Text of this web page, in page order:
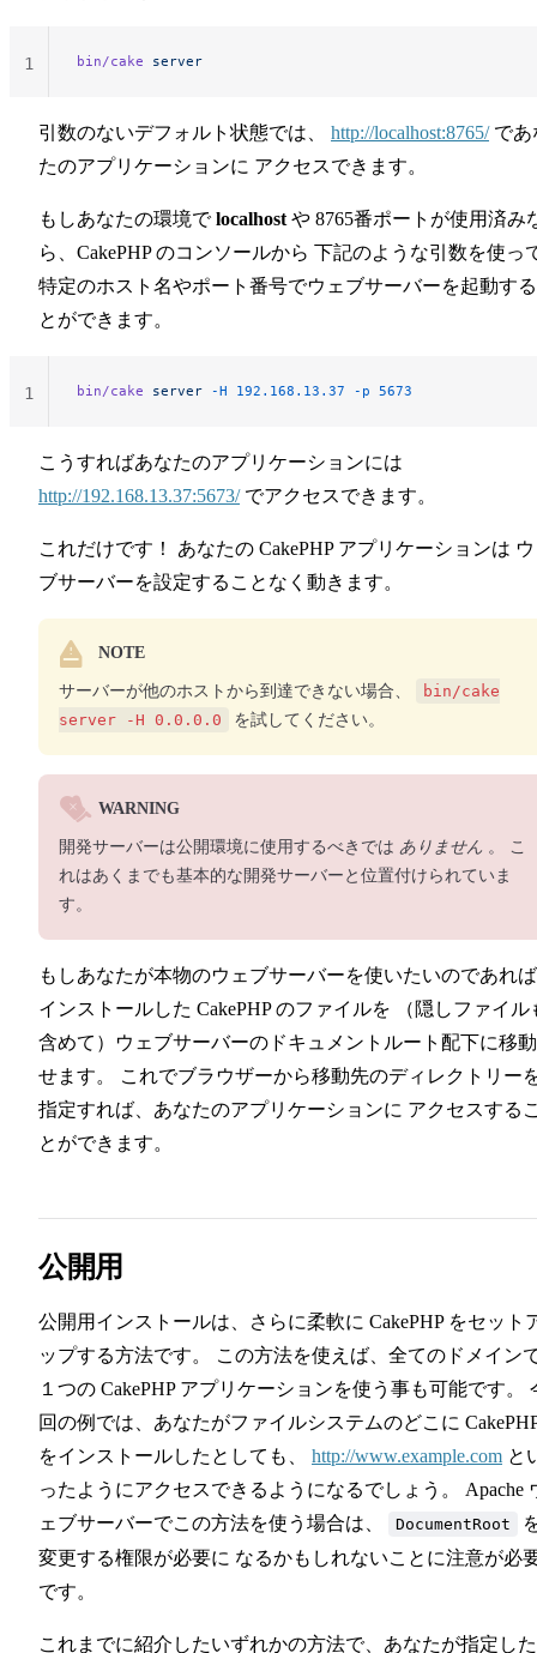
bin/cake server
1
引数のないデフォルト状態では、 http://localhost:8765/であ
たのアプリケーションに アクセスできます。
もしあなたの環境でlocalhost や 8765番ポートが使用済み
ら、CakePHP のコンソールから 下記のような引数を使っ
特定のホスト名やポート番号でウェブサーバーを起動す
とができます。
bin/cake server -H 192.168.13.37 -p 5673
1
こうすればあなたのアプリケーションには
http://192.168.13.37:5673/でアクセスできます。
これだけです！ あなたの CakePHP アプリケーションは
ブサーバーを設定することなく動きます。
NOTE
サーバーが他のホストから到達できない場合、
bin/cake
server -H 0.0.0.0
を試してください。
WARNING
開発サーバーは公開環境に使用するべきでは ありません 。 こ
れはあくまでも基本的な開発サーバーと位置付けられていま
す。
もしあなたが本物のウェブサーバーを使いたいのであれ
インストールした CakePHP のファイルを （隠しファイル
含めて）ウェブサーバーのドキュメントルート配下に移
せます。 これでブラウザーから移動先のディレクトリー
指定すれば、あなたのアプリケーションに アクセスする
とができます。
公開用
公開用インストールは、さらに柔軟に CakePHP をセット
ップする方法です。 この方法を使えば、全てのドメイン
１つの CakePHP アプリケーションを使う事も可能です。
回の例では、あなたがファイルシステムのどこに
をインストールしたとしても、 http://www.example.com と
ったようにアクセスできるようになるでしょう。 Apache
ェブサーバーでこの方法を使う場合は、
DocumentRoot
変更する権限が必要に なるかもしれないことに注意が必
です。
これまでに紹介したいずれかの方法で、あなたが指定し